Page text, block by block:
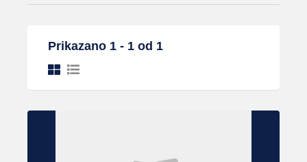
Prikazano 1 - 1 od 1